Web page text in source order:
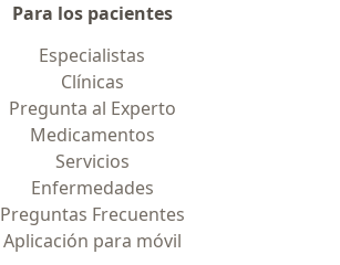
Para los pacientes
Especialistas
Clínicas
Pregunta al Experto
Medicamentos
Servicios
Enfermedades
Preguntas Frecuentes
Aplicación para móvil